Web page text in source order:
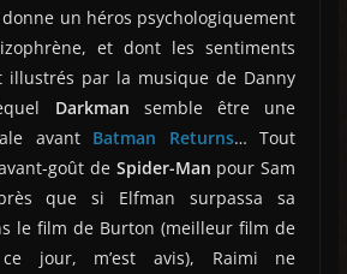
donne un héros psychologiquement
et dont les sentiments
illustrés par la musique de Danny
Darkman semble être une
avant Batman Returns… Tout
goût de Spider-Man pour Sam
que si Elfman surpassa sa
le film de Burton (meilleur film de
jour, m’est avis), Raimi ne